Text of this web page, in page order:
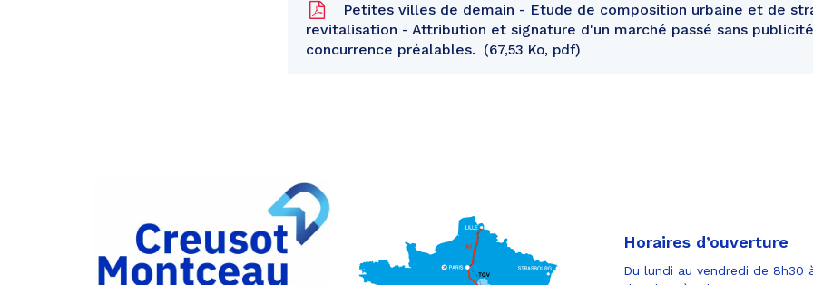
Petites villes de demain - Etude de composition urbaine et de
revitalisation - Attribution et signature d'un marché passé sans
concurrence préalables.
67,53 Ko, pdf
Partager
sur
Facebook
Partager
Horaires d’ouverture
Du lundi au vendredi de 8h30